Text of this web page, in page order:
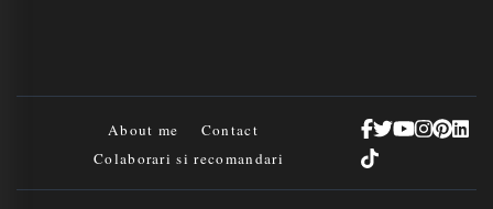
About me
Contact
Colaborari si recomandari